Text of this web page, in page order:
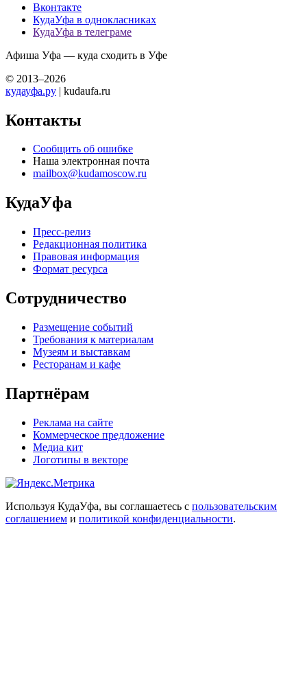
Вконтакте
КудаУфа в однокласниках
КудаУфа в телеграме
Афиша Уфа — куда сходить в Уфе
© 2013–2026
кудауфа.ру | kudaufa.ru
Контакты
Сообщить об ошибке
Наша электронная почта
mailbox@kudamoscow.ru
КудаУфа
Пресс-релиз
Редакционная политика
Правовая информация
Формат ресурса
Сотрудничество
Размещение событий
Требования к материалам
Музеям и выставкам
Ресторанам и кафе
Партнёрам
Реклама на сайте
Коммерческое предложение
Медиа кит
Логотипы в векторе
Используя КудаУфа, вы соглашаетесь с пользовательским
соглашением и политикой конфиденциальности.